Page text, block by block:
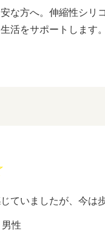
な方へ。伸縮性シリ
活をサポートします。
ていましたが、今は
性